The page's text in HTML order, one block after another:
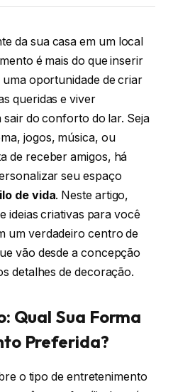
da sua casa em um local
é mais do que inserir
oportunidade de criar
queridas e viver
sair do conforto do lar. Seja
jogos, música, ou
de receber amigos, há
seu espaço
de vida. Neste artigo,
ideias criativas para você
um verdadeiro centro de
vão desde a concepção
detalhes de decoração.
Qual Sua Forma
Preferida?
o tipo de entretenimento